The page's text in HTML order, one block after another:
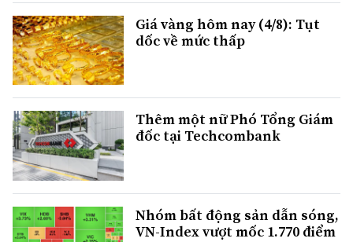
Giá vàng hôm nay (4/8): Tụt
dốc về mức thấp
Thêm một nữ Phó Tổng Giám
đốc tại Techcombank
Nhóm bất động sản dẫn sóng,
VN-Index vượt mốc 1.770 điểm